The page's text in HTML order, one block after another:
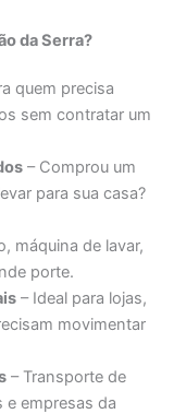
da Serra?
quem precisa
sem contratar um
– Comprou um
para sua casa?
máquina de lavar,
porte.
– Ideal para lojas,
movimentar
– Transporte de
e empresas da